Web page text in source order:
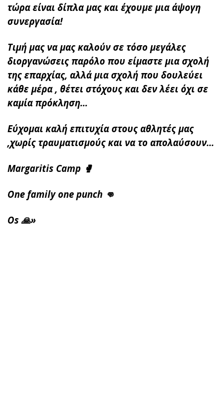
τώρα είναι δίπλα μας και έχουμε μια άψογη
συνεργασία!
Τιμή μας να μας καλούν σε τόσο μεγάλες
διοργανώσεις παρόλο που είμαστε μια σχολή
της επαρχίας, αλλά μια σχολή που δουλεύει
κάθε μέρα , θέτει στόχους και δεν λέει όχι σε
καμία πρόκληση...
Εύχομαι καλή επιτυχία στους αθλητές μας
,χωρίς τραυματισμούς και να το απολαύσουν...
Margaritis Camp 🥊
One family one punch 👊
Os 🙏»